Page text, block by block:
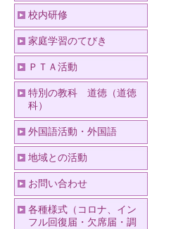
校内研修
家庭学習のてびき
ＰＴＡ活動
特別の教科 道徳（道徳
科）
外国語活動・外国語
地域との活動
お問い合わせ
各種様式（コロナ、イン
フル回復届・欠席届・調